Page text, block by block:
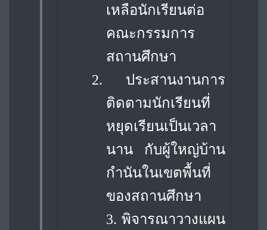
เหลือนักเรียนต่อ
คณะกรรมการ
สถานศึกษา
2.
ประสานงานการ
ติดตามนักเรียนที่
หยุดเรียนเป็นเวลา
นาน กับผู้ใหญ่บ้าน
กำนันในเขตพื้นที่
ของสถานศึกษา
3. พิจารณาวางแผน